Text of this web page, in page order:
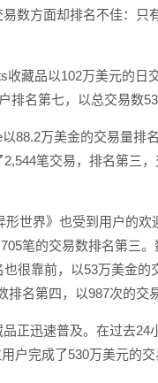
数方面却排名不佳：只
收藏品以102万美元的日
排名第七，以总交易数
88.2万美金的交易量排
笔交易，排名第三
形世界》也受到用户的欢
笔的交易数排名第三
也很靠前，以53万美金的
排名第四，以987次的交
正迅速普及。在过去24
户完成了530万美元的交